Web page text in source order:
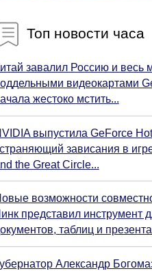
Топ новости часа
завалил Россию и весь
видеокартами
жестоко мстить...
выпустила GeForce
зависания в
the Great Circle...
возможности
представил инструмент
таблиц и
Александр